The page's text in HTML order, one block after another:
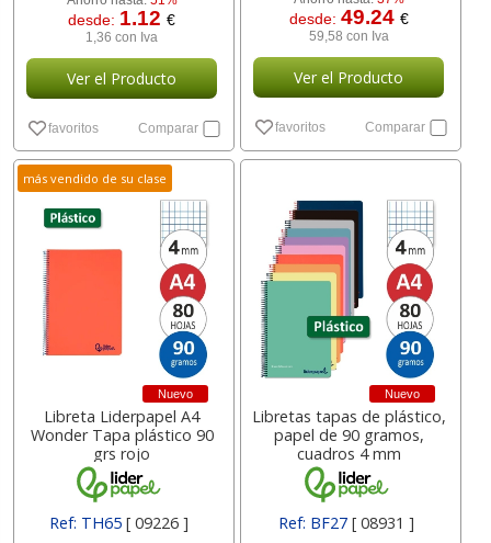
desde: 1.12€
1,36 con Iva
Ver el Producto
favoritos Comparar
desde: 49.24 €
59,58 con Iva
Ver el Producto
favoritos Comparar
más vendido de su clase
Nuevo
Libreta Liderpapel A4
Wonder Tapa plástico 90
grs rojo
Ref: TH65 [ 09226 ]
Nuevo
Libretas tapas de plástico,
papel de 90 gramos,
cuadros 4 mm
Ref: BF27 [ 08931 ]